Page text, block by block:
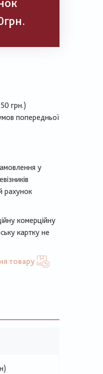
грн.)
попередньої
у
рахунок
комерційну
картку не
товару